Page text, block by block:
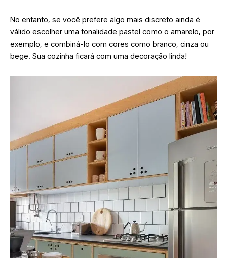
No entanto, se você prefere algo mais discreto ainda é
válido escolher uma tonalidade pastel como o amarelo, por
exemplo, e combiná-lo com cores como branco, cinza ou
bege. Sua cozinha ficará com uma decoração linda!